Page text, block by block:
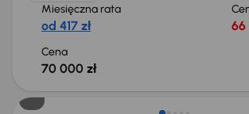
Miesięczna rata
od 417 zł 66
Cena
70 000 zł